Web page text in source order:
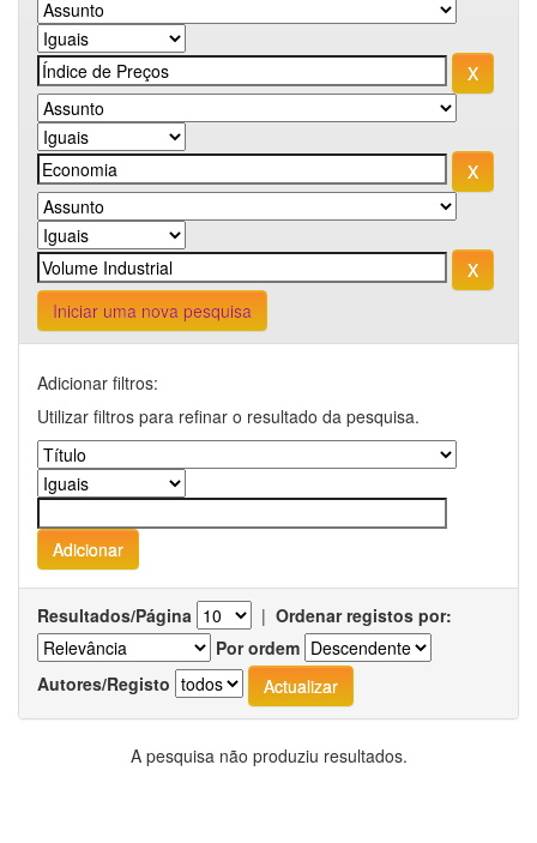
Iniciar uma nova pesquisa
Adicionar filtros:
Utilizar filtros para refinar o resultado da pesquisa.
Resultados/Página | Ordenar registos por:
Por ordem
Autores/Registo
A pesquisa não produziu resultados.